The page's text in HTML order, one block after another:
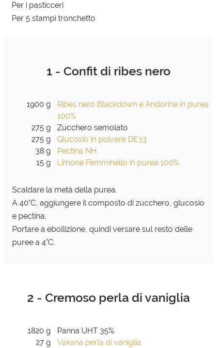
Per i pasticceri
Per 5 stampi tronchetto
1 - Confit di ribes nero
1900 g
Ribes nero Blackdown e Andorine in purea
100%
275 g
Zucchero semolato
275 g
Glucosio in polvere DE33
38 g
Pectina NH
15 g
Limone Femminello in purea 100%
Scaldare la metà della purea.
A 40°C, aggiungere il composto di zucchero, glucosio
e pectina.
Portare a ebollizione, quindi versare sul resto delle
puree a 4°C.
2 - Cremoso perla di vaniglia
1820 g
Panna UHT 35%
27 g
Vakana perla di vaniglia